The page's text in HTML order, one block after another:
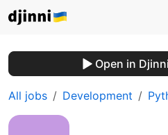
Open in
All jobs Development